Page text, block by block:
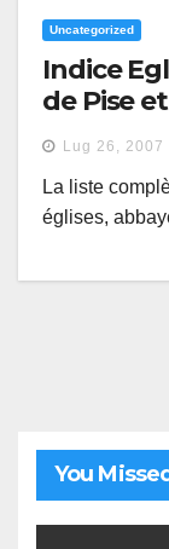
Uncategorized
Indice
de Pise
Lug 26, 2007
La liste
églises,
You Missed